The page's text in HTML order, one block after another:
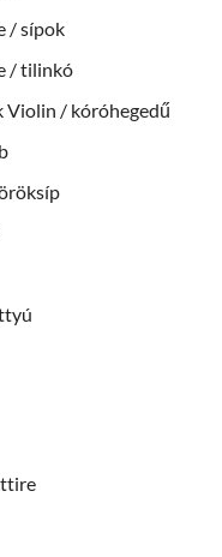
/ sípok
/ tilinkó
Violin / kóróhegedű